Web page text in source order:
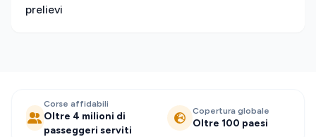
prelievi
Corse affidabili
Oltre 4 milioni di
passeggeri serviti
Copertura globale
Oltre 100 paesi